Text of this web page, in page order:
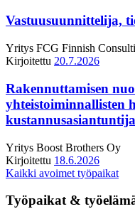
Vastuusuunnittelija,
Yritys FCG Finnish
Kirjoitettu 20.7.2026
Rakennuttamisen
yhteistoiminnallisten
kustannusasiantuntija
Yritys Boost Brothers Oy
Kirjoitettu 18.6.2026
Kaikki avoimet työpaikat
Työpaikat &